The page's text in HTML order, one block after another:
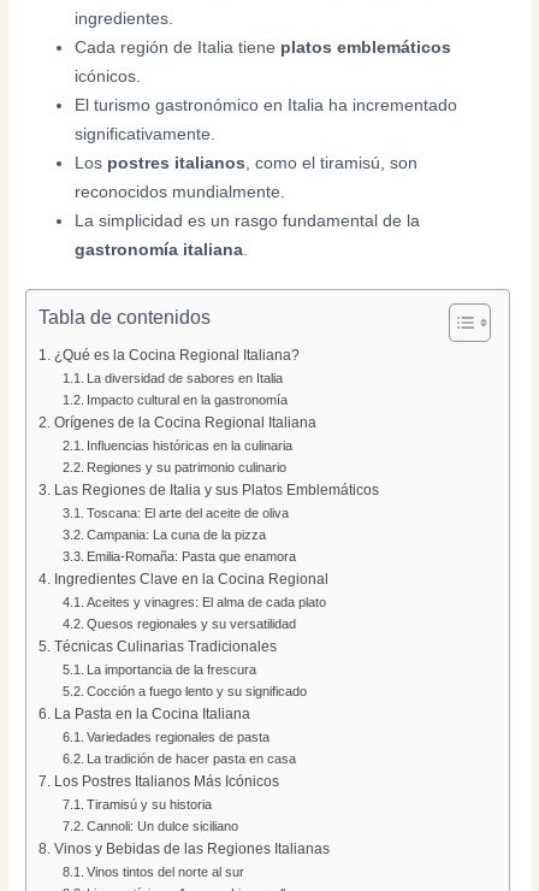
ingredientes.
Cada región de Italia tiene platos emblemáticos
icónicos.
El turismo gastronómico en Italia ha incrementado
significativamente.
Los postres italianos , como el tiramisú, son
reconocidos mundialmente.
La simplicidad es un rasgo fundamental de la
gastronomía italiana
Tabla de contenidos
¿Qué es la Cocina Regional Italiana?
La diversidad de sabores en Italia
Impacto cultural en la gastronomía
Orígenes de la Cocina Regional Italiana
Influencias históricas en la culinaria
Regiones y su patrimonio culinario
Las Regiones de Italia y sus Platos Emblemáticos
Toscana: El arte del aceite de oliva
Campania: La cuna de la pizza
Emilia-Romaña: Pasta que enamora
Ingredientes Clave en la Cocina Regional
Aceites y vinagres: El alma de cada plato
Quesos regionales y su versatilidad
Técnicas Culinarias Tradicionales
La importancia de la frescura
Cocción a fuego lento y su significado
La Pasta en la Cocina Italiana
Variedades regionales de pasta
La tradición de hacer pasta en casa
Los Postres Italianos Más Icónicos
Tiramisú y su historia
Cannoli: Un dulce siciliano
Vinos y Bebidas de las Regiones Italianas
Vinos tintos del norte al sur